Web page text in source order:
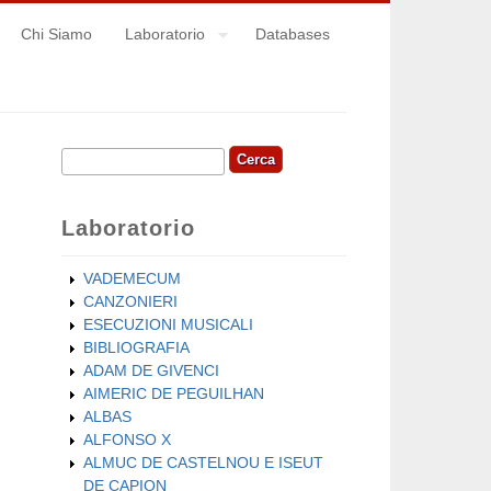
Chi Siamo Laboratorio Databases
Form di ricerca
Cerca
Laboratorio
VADEMECUM
CANZONIERI
ESECUZIONI MUSICALI
BIBLIOGRAFIA
ADAM DE GIVENCI
AIMERIC DE PEGUILHAN
ALBAS
ALFONSO X
ALMUC DE CASTELNOU E ISEUT
DE CAPION